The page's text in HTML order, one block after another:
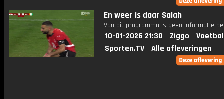
En weer is daar Salah
Van dit programma is geen informatie
10-01-2026 21:30 Ziggo
Sporten.TV
Alle afleveringen